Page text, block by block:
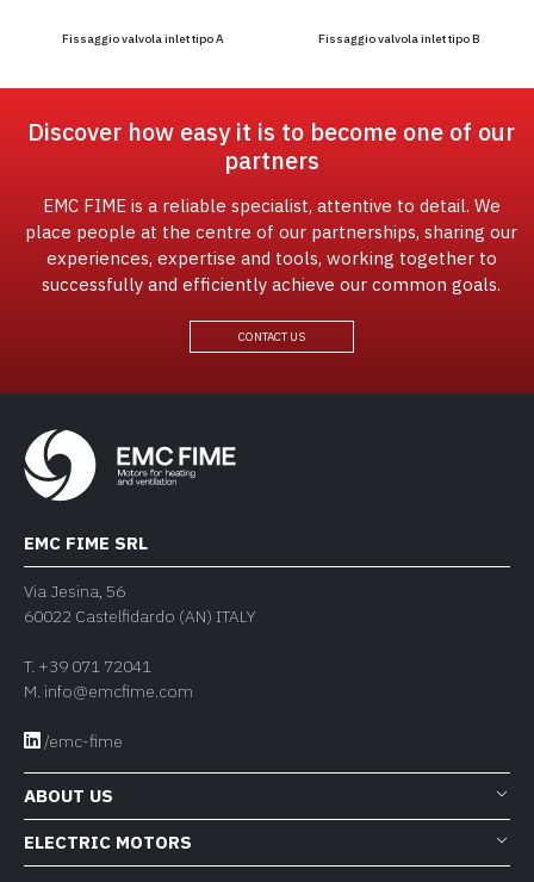
Fissaggio valvola inlet tipo A Fissaggio valvola inlet tipo B
Discover how easy it is to become one of our
partners
EMC FIME is a reliable specialist, attentive to detail. We
place people at the centre of our partnerships, sharing our
experiences, expertise and tools, working together to
successfully and efficiently achieve our common goals.
CONTACT US
EMC FIME SRL
Via Jesina, 56
60022 Castelfidardo (AN) ITALY
T. +39 071 72041
M. info@emcfime.com
/emc-fime
ABOUT US
ELECTRIC MOTORS